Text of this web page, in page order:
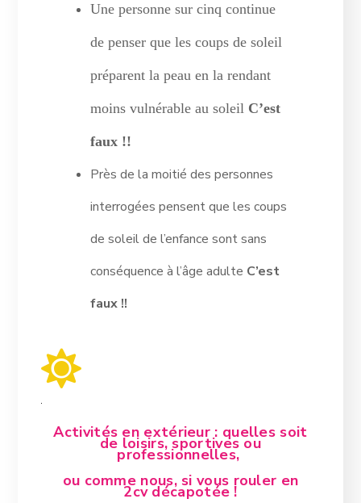
Une personne sur cinq continue
de penser que les coups de soleil
préparent la peau en la rendant
moins vulnérable au soleil C’est
faux !!
Près de la moitié des personnes
interrogées pensent que les coups
de soleil de l’enfance sont sans
conséquence à l’âge adulte C’est
faux !!
Activités en extérieur : quelles soit
de loisirs, sportives ou
professionnelles,
ou comme nous, si vous rouler en
2cv décapotée !